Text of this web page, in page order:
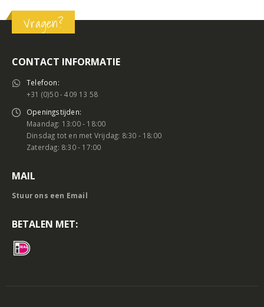
Vragen?
CONTACT INFORMATIE
Telefoon:
+31 (0)50 - 409 13 58
Openingstijden:
Maandag: 13:00 - 18:00
Dinsdag tot en met Vrijdag: 8:30 - 18:00
Zaterdag: 8:30 - 17:00
MAIL
Stuur ons een Email
BETALEN MET: